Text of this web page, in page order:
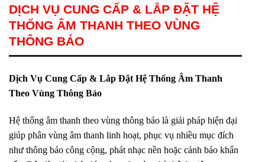
DỊCH VỤ CUNG CẤP & LẮP ĐẶT HỆ
THỐNG ÂM THANH THEO VÙNG
THÔNG BÁO
Dịch Vụ Cung Cấp & Lắp Đặt Hệ Thống Âm Thanh
Theo Vùng Thông Báo
Hệ thống âm thanh theo vùng thông báo là giải pháp hiện đại
giúp phân vùng âm thanh linh hoạt, phục vụ nhiều mục đích
như thông báo công cộng, phát nhạc nền hoặc cảnh báo khẩn